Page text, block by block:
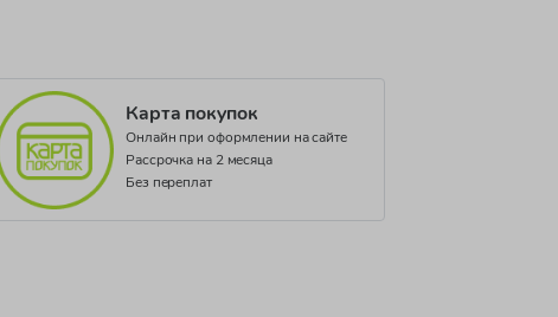
Карта покупок
Онлайн при оформлении на сайте
Рассрочка на 2 месяца
Без переплат